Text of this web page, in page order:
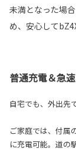
未満となった場
め、安心して
普通充電＆急
自宅でも、外出先
ご家庭では、付属
に充電可能。道の